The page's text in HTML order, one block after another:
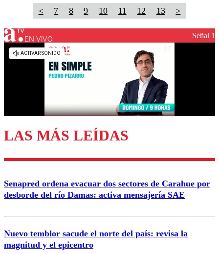
< 7 8 9 10 11 12 13 >
EN VIVO Señal 1
LAS MÁS LEÍDAS
Senapred ordena evacuar dos sectores de Carahue por
desborde del río Damas: activa mensajería SAE
Nuevo temblor sacude el norte del país: revisa la
magnitud y el epicentro